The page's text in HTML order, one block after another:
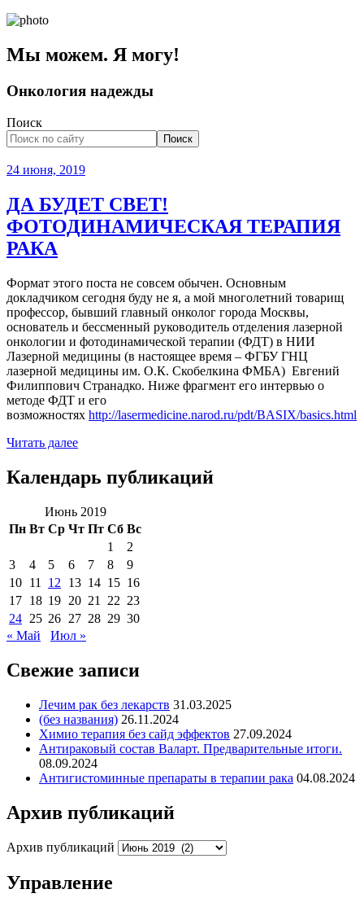
Мы можем. Я могу!
Онкология надежды
Поиск
Поиск
24 июня, 2019
ДА БУДЕТ СВЕТ!
ФОТОДИНАМИЧЕСКАЯ ТЕРАПИЯ
РАКА
Формат этого поста не совсем обычен. Основным
докладчиком сегодня буду не я, а мой многолетний товарищ
профессор, бывший главный онколог города Москвы,
основатель и бессменный руководитель отделения лазерной
онкологии и фотодинамической терапии (ФДТ) в НИИ
Лазерной медицины (в настоящее время – ФГБУ ГНЦ
лазерной медицины им. О.К. Скобелкина ФМБА) Евгений
Филиппович Странадко. Ниже фрагмент его интервью о
методе ФДТ и его
возможностях http://lasermedicine.narod.ru/pdt/BASIX/basics.html
Читать далее
Календарь публикаций
Июнь 2019
Пн Вт Ср Чт Пт Сб Вс
1
2
3
4 5 6 7 8
9
10 11 12 13 14 15 16
17 18 19 20 21 22 23
24 25 26 27 28 29 30
« Май
Июл »
Свежие записи
Лечим рак без лекарств 31.03.2025
(без названия) 26.11.2024
Химио терапия без сайд эффектов 27.09.2024
Антираковый состав Валарт. Предварительные итоги.
08.09.2024
Антигистоминные препараты в терапии рака 04.08.2024
Архив публикаций
Архив публикаций
Управление